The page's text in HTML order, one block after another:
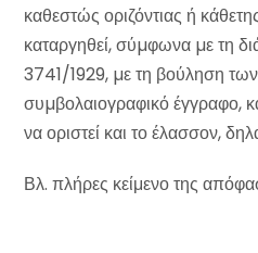
καθεστώς οριζόντιας ή
καταργηθεί, σύµφωνα µε τη
3741/1929, µε τη βούληση των
συµβολαιογραφικό έγγραφο,
να οριστεί και το έλασσον,
Βλ. πλήρες κείμενο της